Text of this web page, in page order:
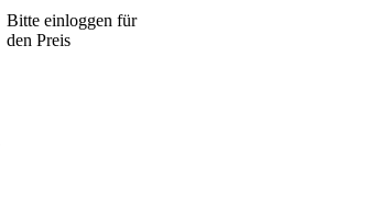
Bitte einloggen für
den Preis